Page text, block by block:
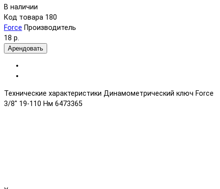
В наличии
Код товара 180
Force Производитель
18 р.
Арендовать
Технические характеристики Динамометрический ключ Force
3/8" 19-110 Нм 6473365